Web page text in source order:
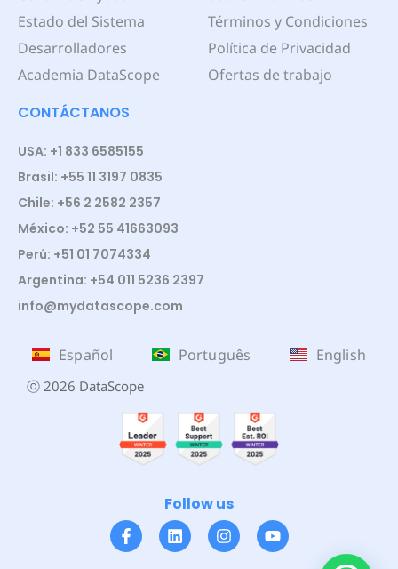
Estado del Sistema
Desarrolladores
Academia DataScope
Términos y Condiciones
Política de Privacidad
Ofertas de trabajo
CONTÁCTANOS
USA: +1 833 6585155
Brasil: +55 11 3197 0835
Chile: +56 2 2582 2357
México: +52 55 41663093
Perú: +51 01 7074334
Argentina: +54 011 5236 2397
info@mydatascope.com
Español Português English
ⓒ 2026 DataScope
Follow us